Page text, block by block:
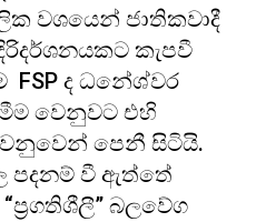
වශයෙන් ජාතිකවාදී
කැපවී
FSP ද ධනේශ්වර
වෙනුවට එහි
පෙනී සිටියි.
පදනම් වී ඇත්තේ
බලවේග